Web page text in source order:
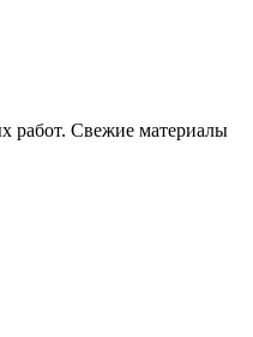
работ. Свежие материалы